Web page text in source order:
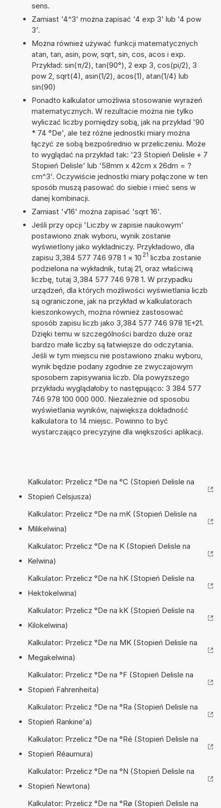
sens.
Zamiast '4^3' można zapisać '4 exp 3' lub '4 pow
3'.
Można również używać funkcji matematycznych
atan, tan, asin, pow, sqrt, sin, cos, acos i exp.
Przykład: sin(π/2), tan(90°), 2 exp 3, cos(pi/2), 3
pow 2, sqrt(4), asin(1/2), acos(1), atan(1/4) lub
sin(90)
Ponadto kalkulator umożliwia stosowanie wyrażeń
matematycznych. W rezultacie można nie tylko
wyliczać liczby pomiędzy sobą, jak na przykład '90
* 74 °De', ale też różne jednostki miary można
łączyć ze sobą bezpośrednio w przeliczeniu. Może
to wyglądać na przykład tak: '23 Stopień Delisle + 7
Stopień Delisle' lub '58mm x 42cm x 26dm = ?
cm^3'. Oczywiście jednostki miary połączone w ten
sposób muszą pasować do siebie i mieć sens w
danej kombinacji.
Zamiast '√16' można zapisać 'sqrt 16'.
Jeśli przy opcji 'Liczby w zapisie naukowym'
postawiono znak wyboru, wynik zostanie
wyświetlony jako wykładniczy. Przykładowo, dla
zapisu 3,384 577 746 978 1 × 10 21 liczba zostanie
podzielona na wykładnik, tutaj 21, oraz właściwą
liczbę, tutaj 3,384 577 746 978 1. W przypadku
urządzeń, dla których możliwości wyświetlania liczb
są ograniczone, jak na przykład w kalkulatorach
kieszonkowych, można również zastosować
sposób zapisu liczb jako 3,384 577 746 978 1E+21.
Dzięki temu w szczególności bardzo duże oraz
bardzo małe liczby są łatwiejsze do odczytania.
Jeśli w tym miejscu nie postawiono znaku wyboru,
wynik będzie podany zgodnie ze zwyczajowym
sposobem zapisywania liczb. Dla powyższego
przykładu wyglądałoby to następująco: 3 384 577
746 978 100 000 000. Niezależnie od sposobu
wyświetlania wyników, największa dokładność
kalkulatora to 14 miejsc. Powinno to być
wystarczająco precyzyjne dla większości aplikacji.
Kalkulator: Przelicz °De na °C (Stopień Delisle na
Stopień Celsjusza)
Kalkulator: Przelicz °De na mK (Stopień Delisle na
Milikelwina)
Kalkulator: Przelicz °De na K (Stopień Delisle na
Kelwina)
Kalkulator: Przelicz °De na hK (Stopień Delisle na
Hektokelwina)
Kalkulator: Przelicz °De na kK (Stopień Delisle na
Kilokelwina)
Kalkulator: Przelicz °De na MK (Stopień Delisle na
Megakelwina)
Kalkulator: Przelicz °De na °F (Stopień Delisle na
Stopień Fahrenheita)
Kalkulator: Przelicz °De na °Ra (Stopień Delisle na
Stopień Rankine'a)
Kalkulator: Przelicz °De na °Ré (Stopień Delisle na
Stopień Réaumura)
Kalkulator: Przelicz °De na °N (Stopień Delisle na
Stopień Newtona)
Kalkulator: Przelicz °De na °Rø (Stopień Delisle na